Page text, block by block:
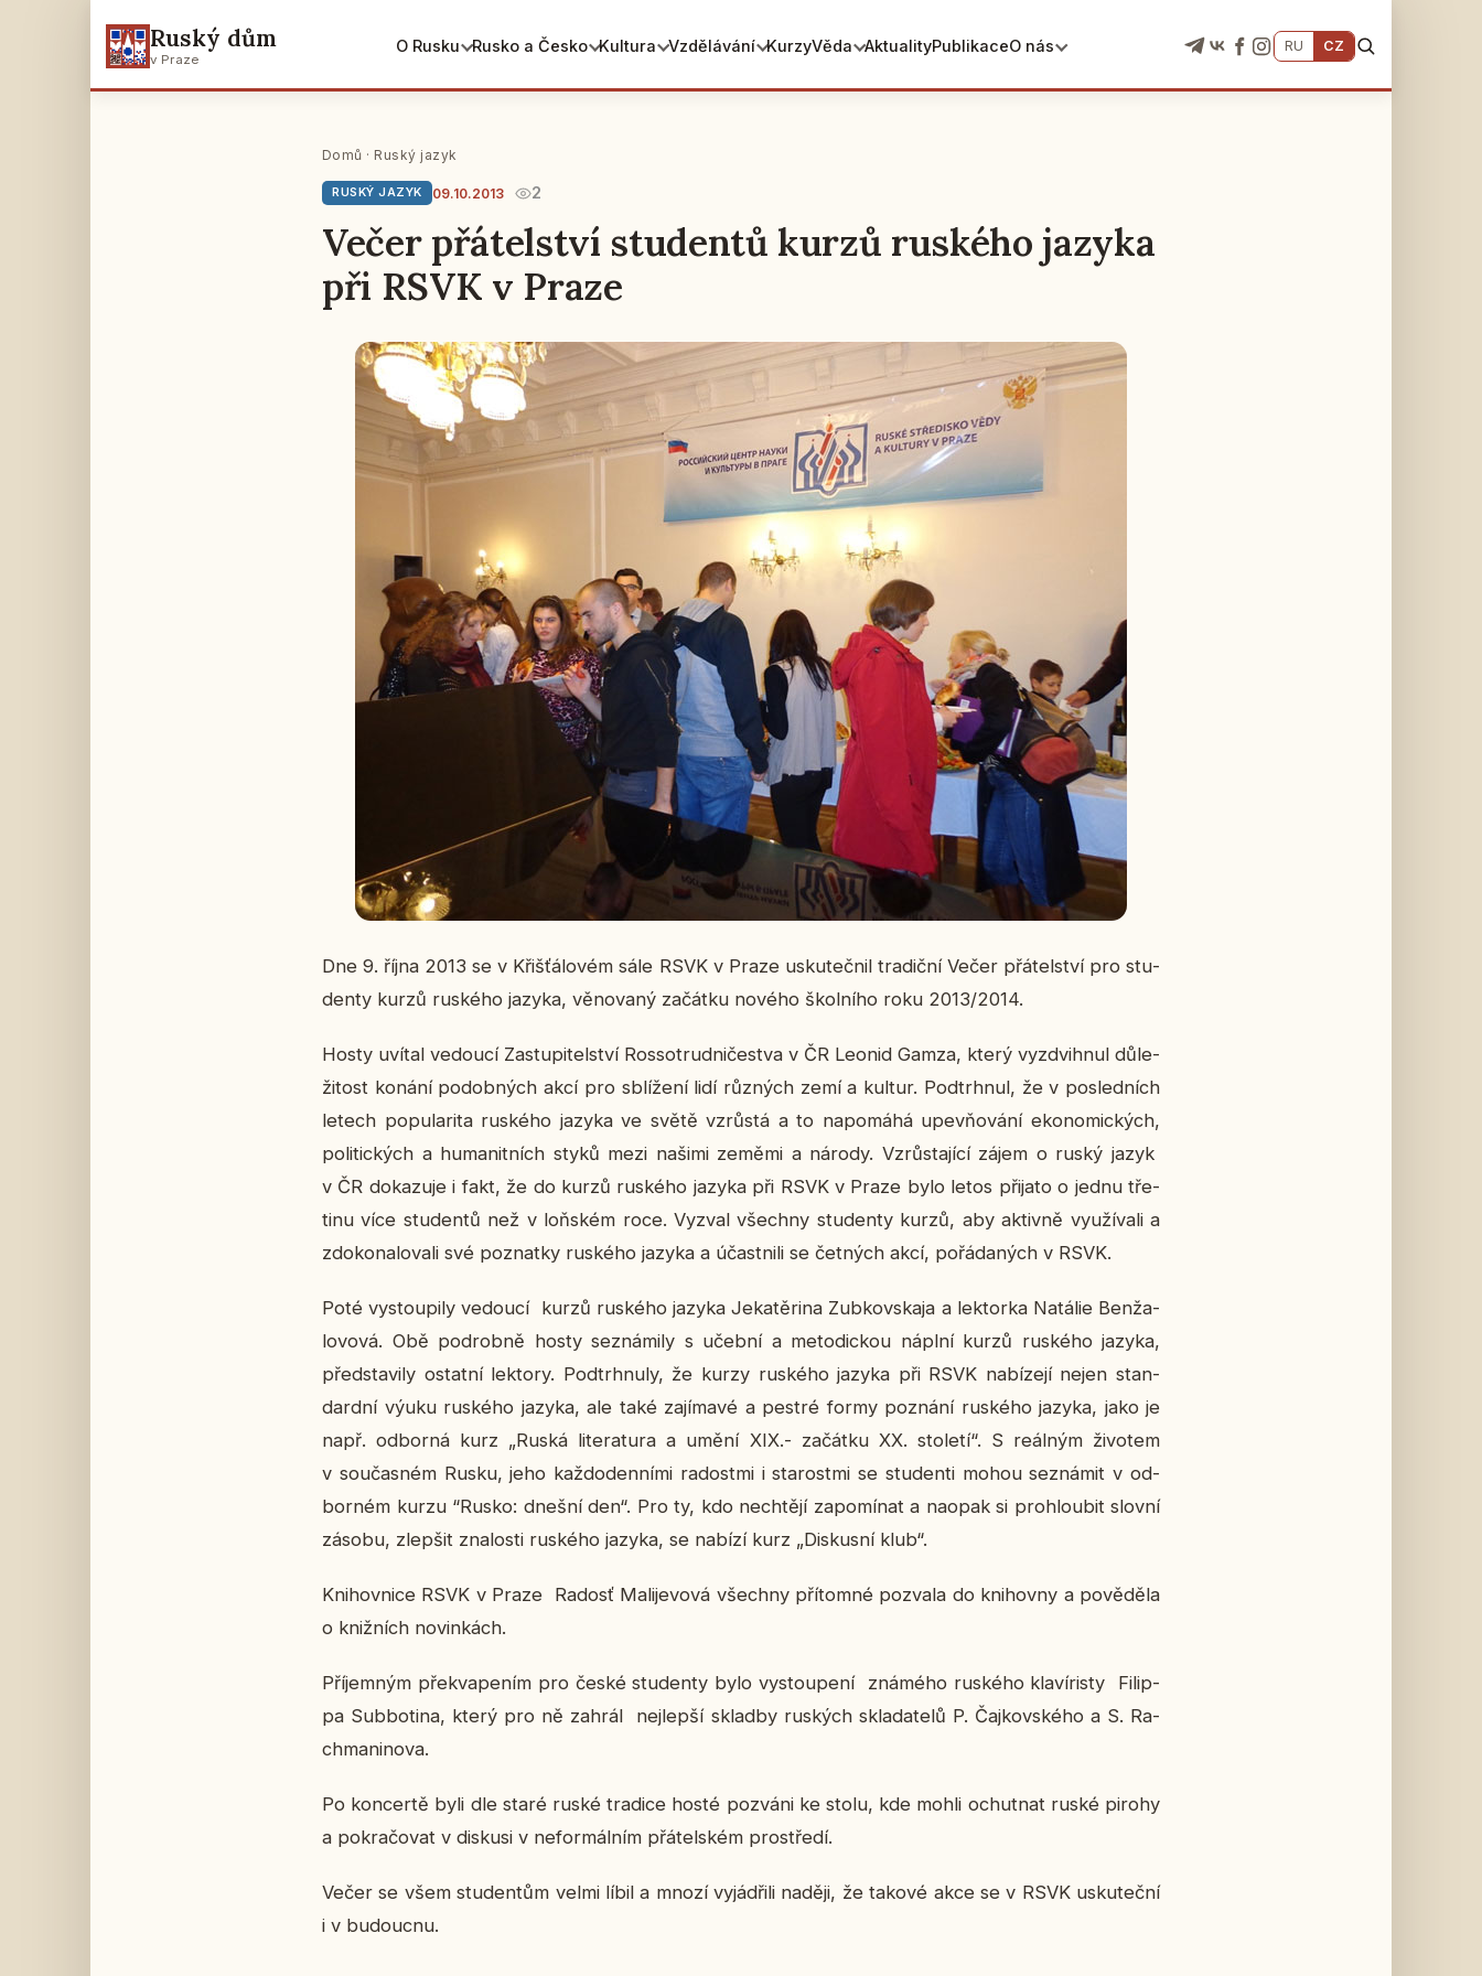
Ruský dům
v Praze
O Rusku Rusko a Česko Kultura Vzdělávání KurzyVěda AktualityPublikaceO nás RU CZ
Domů · Ruský jazyk
RUSKÝ JAZYK 09.10.2013 2
Večer přátelství studentů kurzů ruského jazyka
při RSVK v Praze
Dne 9. října 2013 se v Křiš­ťá­lo­vém sále RSVK v Praze usku­teč­nil tra­dič­ní Večerpřá­tel­ství pro stu­
den­ty kurzů rus­ké­ho jazyka, vě­no­va­ný za­čát­ku nového škol­ní­ho roku 2013/2014.
Hosty uvítal ve­dou­cí Za­stu­pi­tel­ství Ros­so­trud­ni­čestva v ČR Leonid Gamza, který vy­zdvih­nul dů­le­
ži­tost konání po­dob­ných akcí pro sblí­že­ní lidí růz­ných zemí a kultur. Pod­trh­nul, že v po­sled­ních
letech po­pu­la­ri­ta rus­ké­ho jazyka ve světě vzrůs­tá a to na­po­má­há upev­ňo­vá­ní eko­no­mic­kých,
po­li­tic­kých a hu­ma­nit­ních styků mezi našimi zeměmi a národy. Vzrůs­ta­jí­cí zájem o ruský jazyk
v ČR do­ka­zu­je i fakt, že do kurzů rus­ké­ho jazyka při RSVK v Praze bylo letos při­ja­to o jednu tře­
ti­nu více stu­den­tů než v loň­ském roce. Vyzval všech­ny stu­den­ty kurzů, aby ak­tiv­ně vy­u­ží­va­li a
zdo­ko­na­lo­va­li své po­znatky rus­ké­ho jazyka a účast­ni­li se čet­ných akcí, po­řá­da­ných v RSVK.
Poté vy­stou­pi­ly ve­dou­cí kurzů rus­ké­ho jazyka Je­ka­těri­na Zub­kov­s­ka­ja a lek­tor­ka Na­tá­lie Ben­ža­
lo­vo­vá. Obě po­drob­ně hosty se­zná­mi­ly s učební a me­to­dic­kou náplní kurzů rus­ké­ho jazyka,
před­sta­vi­ly ostat­ní lek­to­ry. Pod­trh­nu­ly, že kurzy rus­ké­ho jazyka při RSVK na­bí­ze­jí nejen stan­
dard­ní výuku rus­ké­ho jazyka, ale také za­jí­ma­vé a pestré formy po­zná­ní rus­ké­ho jazyka, jako je
např. od­bor­ná kurz „Ruská li­te­ra­tu­ra a umění XIX.- za­čát­ku XX. sto­le­tí“. S re­ál­ným ži­vo­tem
v sou­čas­ném Rusku, jeho kaž­do­den­ní­mi ra­dost­mi i sta­rost­mi se stu­den­ti mohou se­zná­mit v od­
bor­ném kurzu “Rusko: dnešní den“. Pro ty, kdo ne­chtě­jí za­po­mí­nat a naopak si pro­hlou­bit slovní
zásobu, zlep­šit zna­los­ti rus­ké­ho jazyka, se nabízí kurz „Dis­kus­ní klub“.
Kni­hov­ni­ce RSVK v Praze Radosť Ma­li­je­vo­vá všech­ny pří­tom­né po­zva­la do knihov­ny a po­vě­dě­la
o kniž­ních no­vin­kách.
Pří­jem­ným pře­kva­pe­ním pro české stu­den­ty bylo vy­stou­pe­ní zná­mé­ho rus­ké­ho kla­ví­ris­ty Fi­lip­
pa Sub­bo­ti­na, který pro ně zahrál nej­lep­ší sklad­by rus­kých skla­da­te­lů P. Čaj­kov­ské­ho a S. Ra­
chma­ni­no­va.
Po kon­cer­tě byli dle staré ruské tra­di­ce hosté po­zvá­ni ke stolu, kde mohli ochut­nat ruské pirohy
a po­kra­čo­vat v dis­ku­si v ne­for­mál­ním přá­tel­ském pro­stře­dí.
Večer se všem stu­den­tům velmi líbil a mnozí vy­já­d­ři­li naději, že takové akce se v RSVK usku­teč­ní
i v bu­douc­nu.